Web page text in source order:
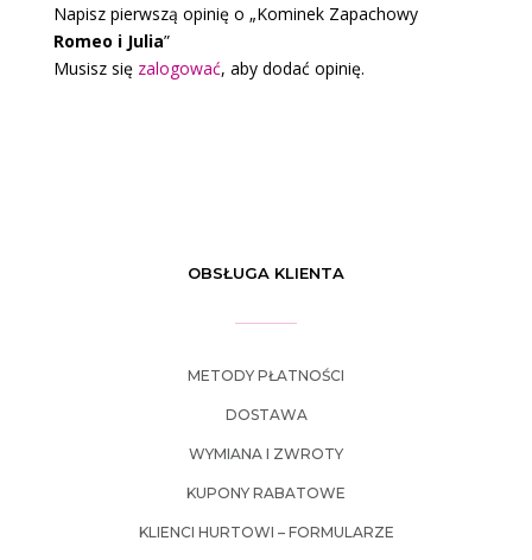
Napisz pierwszą opinię o „Kominek Zapachowy
Romeo i Julia”
Musisz się zalogować, aby dodać opinię.
OBSŁUGA KLIENTA
METODY PŁATNOŚCI
DOSTAWA
WYMIANA I ZWROTY
KUPONY RABATOWE
KLIENCI HURTOWI – FORMULARZE